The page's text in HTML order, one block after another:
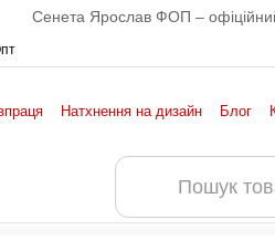
Сенета Ярослав ФОП –
Натхнення на дизайн Блог